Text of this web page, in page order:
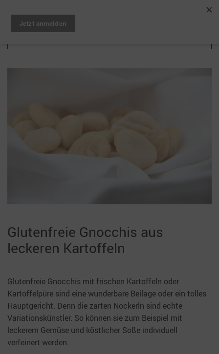
Zum Hauptinhalt springen
Glutenfreie Gnocchis aus
leckeren Kartoffeln
Glutenfreie Gnocchis mit frischen Kartoffeln oder
Kartoffelpüre sind eine wunderbare Beilage oder ein tolles
Hauptgericht. Denn die zarten Nockerln sind echte
Variationskünstler. So können sie zum Beispiel mit
leckerem Gemüse und köstlicher Soße individuell
verfeinert werden.